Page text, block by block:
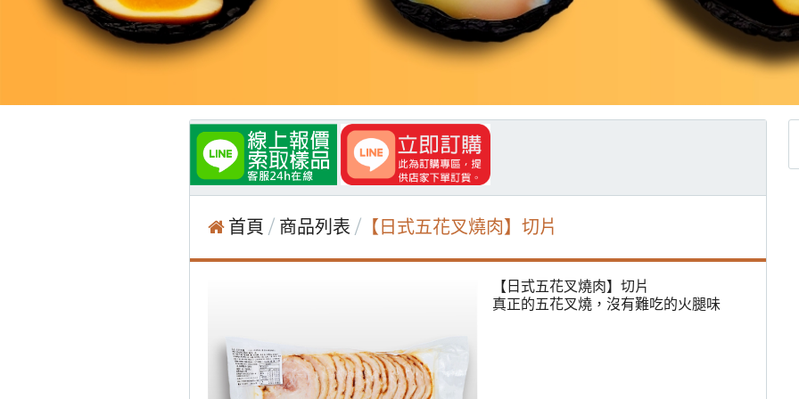
首頁 商品列表 【日式五花叉燒肉】切片
【日式五花叉燒肉】切片
真正的五花叉燒，沒有難吃的火腿味